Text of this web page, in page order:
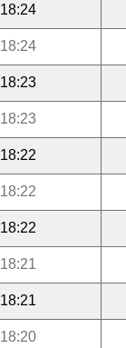
18:24
18:24
18:23
18:23
18:22
18:22
18:22
18:21
18:21
18:20